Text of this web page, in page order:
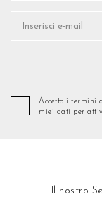
Accetto i termini
miei dati per
Il nostro